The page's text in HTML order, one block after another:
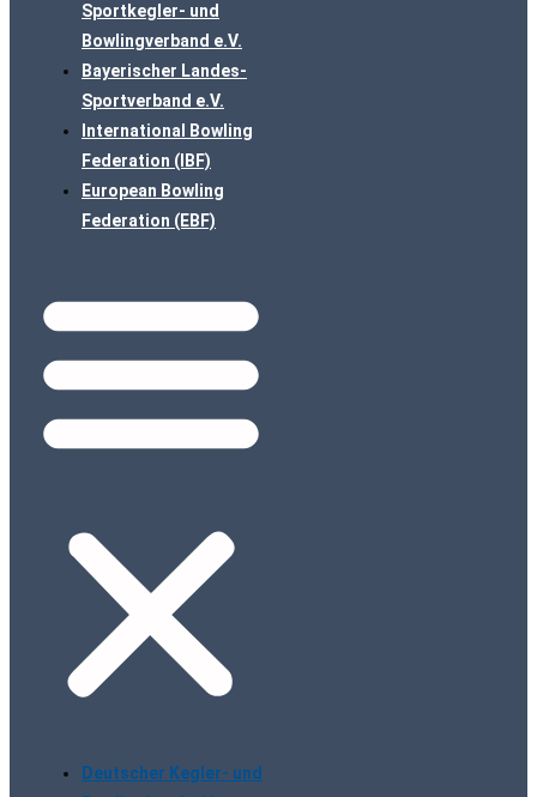
Sportkegler- und
Bowlingverband e.V.
Bayerischer Landes-
Sportverband e.V.
International Bowling
Federation (IBF)
European Bowling
Federation (EBF)
Deutscher Kegler- und